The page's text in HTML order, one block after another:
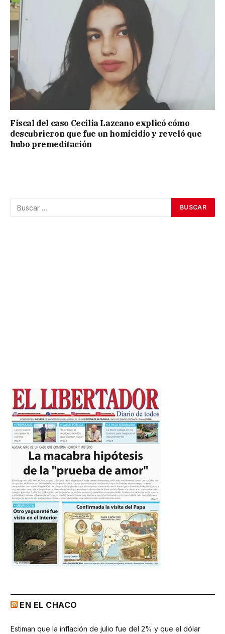
Fiscal del caso Cecilia Lazcano explicó cómo
descubrieron que fue un homicidio y reveló que
hubo premeditación
EN EL CHACO
Estiman que la inflación de julio fue del 2% y que el dólar